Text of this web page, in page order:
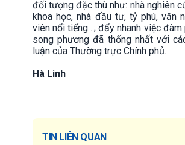
đối tượng đặc thù như: nhà nghiên
khoa học, nhà đầu tư, tỷ phú, văn
viên nổi tiếng…; đẩy nhanh việc
song phương đã thống nhất với
luận của Thường trực Chính phủ.
Hà Linh
TIN LIÊN QUAN